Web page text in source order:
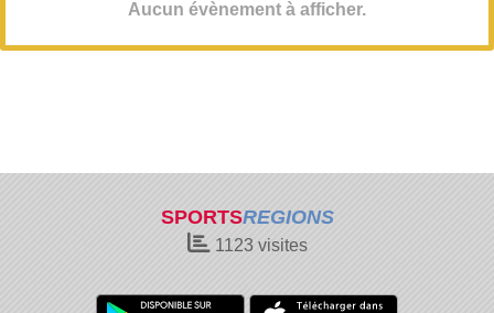
Aucun évènement à afficher.
SPORTSREGIONS
1123visites